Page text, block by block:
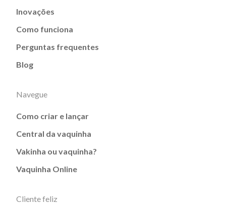
Inovações
Como funciona
Perguntas frequentes
Blog
Navegue
Como criar e lançar
Central da vaquinha
Vakinha ou vaquinha?
Vaquinha Online
Cliente feliz